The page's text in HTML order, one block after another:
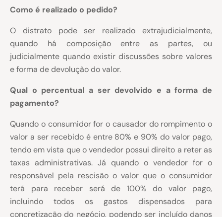
Como é realizado o pedido?
O distrato pode ser realizado extrajudicialmente,
quando há composição entre as partes, ou
judicialmente quando existir discussões sobre valores
e forma de devolução do valor.
Qual o percentual a ser devolvido e a forma de
pagamento?
Quando o consumidor for o causador do rompimento o
valor a ser recebido é entre 80% e 90% do valor pago,
tendo em vista que o vendedor possui direito a reter as
taxas administrativas. Já quando o vendedor for o
responsável pela rescisão o valor que o consumidor
terá para receber será de 100% do valor pago,
incluindo todos os gastos dispensados para
concretização do negócio, podendo ser incluído danos